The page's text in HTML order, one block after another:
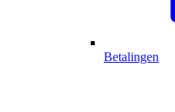
Betalingen